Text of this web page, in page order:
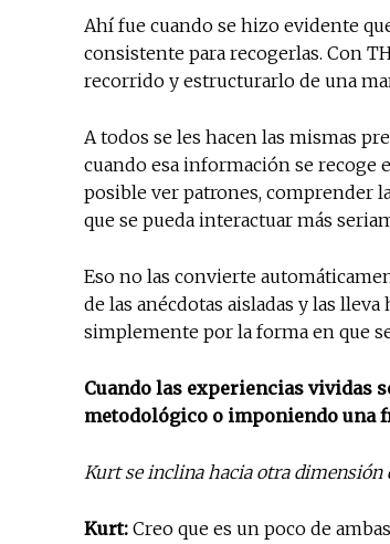
Ahí fue cuando se hizo evidente
consistente para recogerlas. Con
recorrido y estructurarlo de una
A todos se les hacen las mismas
cuando esa información se recoge
posible ver patrones, comprender
que se pueda interactuar más
Eso no las convierte
de las anécdotas aisladas y las
simplemente por la forma en que
Cuando las experiencias vividas
metodológico o imponiendo una
Kurt se inclina hacia otra dimensión
Kurt: Creo que es un poco de